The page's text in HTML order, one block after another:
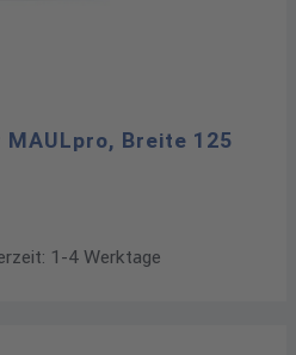
Breite 125
1-4 Werktage